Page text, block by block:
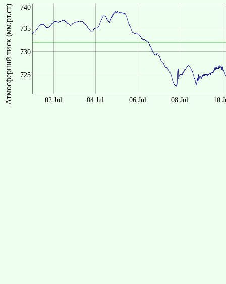
Атмосферний тиск (мм.рт.ст) 725
730
735
740
02 Jul 04 Jul 06 Jul 08 Jul 10